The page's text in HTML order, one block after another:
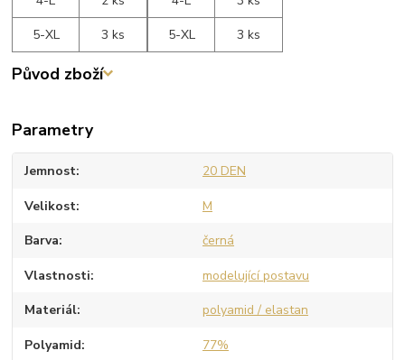
5-XL
3 ks
5-XL
3 ks
Původ zboží
Parametry
Jemnost 20 DEN
Velikost M
Barva černá
Vlastnosti modelující postavu
Materiál polyamid / elastan
Polyamid 77%